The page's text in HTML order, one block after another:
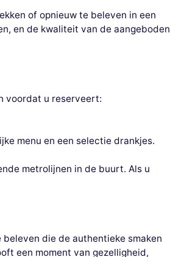
of opnieuw te beleven in een
en de kwaliteit van de aangeboden
voordat u reserveert:
menu en een selectie drankjes.
metrolijnen in de buurt. Als u
die de authentieke smaken
een moment van gezelligheid,